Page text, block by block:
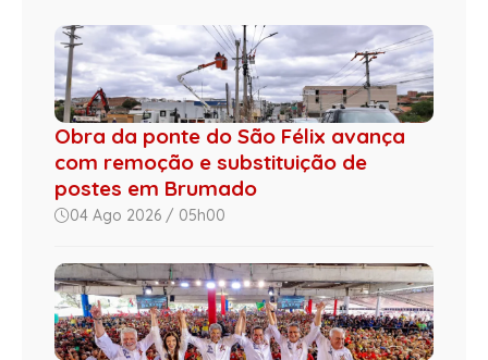
Obra da ponte do São Félix avança
com remoção e substituição de
postes em Brumado
04 Ago 2026 / 05h00